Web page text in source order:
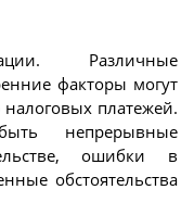
Различные
факторы могут
платежей.
непрерывные
ошибки в
обстоятельства